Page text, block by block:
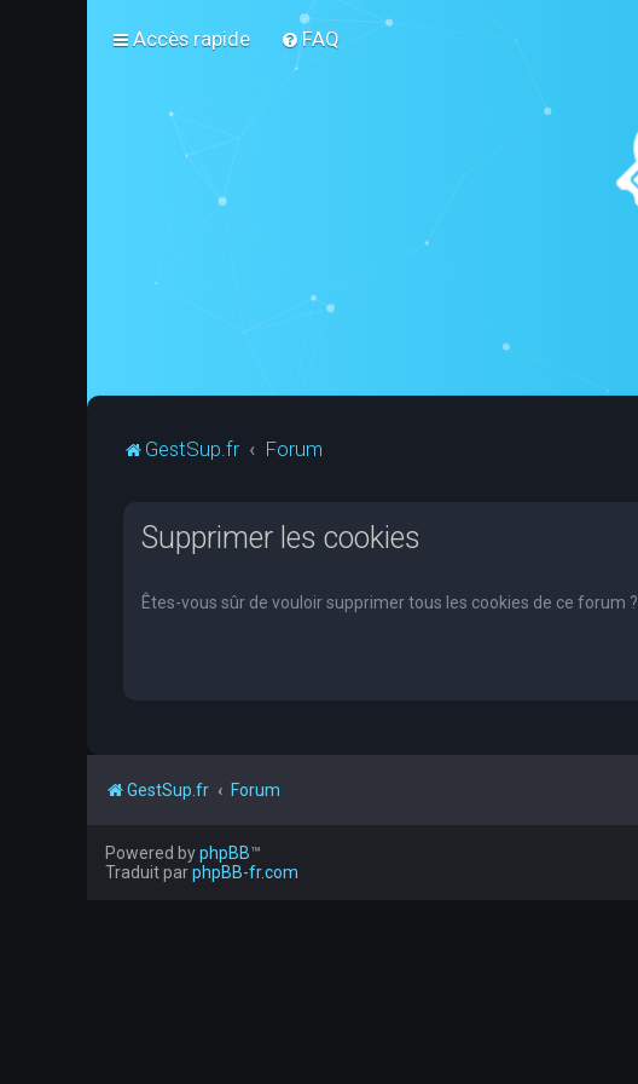
Accès rapide FAQ
GestSup.fr Forum
Supprimer les cookies
Êtes-vous sûr de vouloir supprimer tous les cookies de ce forum ?
GestSup.fr Forum
Powered byphpBB™
Traduit parphpBB-fr.com